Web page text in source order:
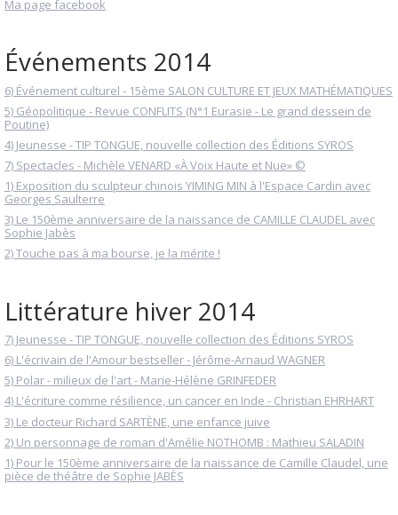
Ma page facebook
Événements 2014
6) Événement culturel - 15ème SALON CULTURE ET JEUX MATHÉMATIQUES
5) Géopolitique - Revue CONFLITS (N°1 Eurasie - Le grand dessein de
Poutine)
4) Jeunesse - TIP TONGUE, nouvelle collection des Éditions SYROS
7) Spectacles - Michèle VENARD «À Voix Haute et Nue» ©
1) Exposition du sculpteur chinois YIMING MIN à l'Espace Cardin avec
Georges Saulterre
3) Le 150ème anniversaire de la naissance de CAMILLE CLAUDEL avec
Sophie Jabès
2) Touche pas à ma bourse, je la mérite !
Littérature hiver 2014
7) Jeunesse - TIP TONGUE, nouvelle collection des Éditions SYROS
6) L'écrivain de l'Amour bestseller - Jérôme-Arnaud WAGNER
5) Polar - milieux de l'art - Marie-Hélène GRINFEDER
4) L'écriture comme résilience, un cancer en Inde - Christian EHRHART
3) Le docteur Richard SARTÈNE, une enfance juive
2) Un personnage de roman d'Amélie NOTHOMB : Mathieu SALADIN
1) Pour le 150ème anniversaire de la naissance de Camille Claudel, une
pièce de théâtre de Sophie JABÈS